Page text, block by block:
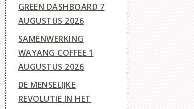
GREEN DASHBOARD 7
AUGUSTUS 2026
SAMENWERKING
WAYANG COFFEE 1
AUGUSTUS 2026
DE MENSELIJKE
REVOLUTIE IN HET